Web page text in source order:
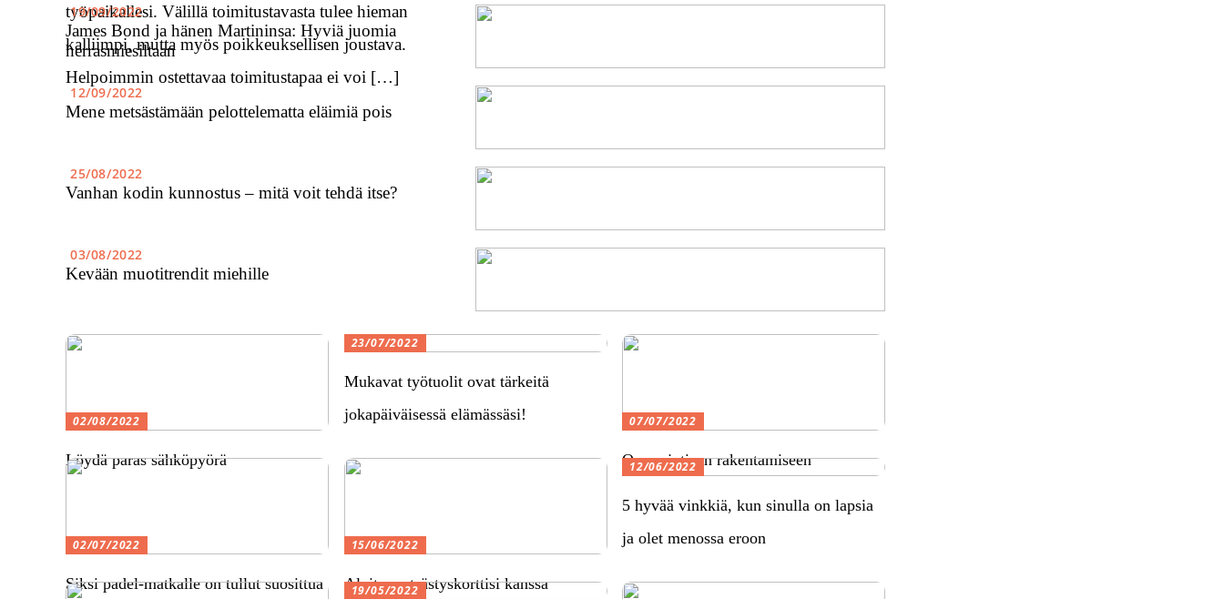
työpaikallesi. Välillä toimitustavasta tulee hieman
kalliimpi, mutta myös poikkeuksellisen joustava.
Helpoimmin ostettavaa toimitustapaa ei voi […]
19/09/2022
James Bond ja hänen Martininsa: Hyviä juomia
herrasmiesiltaan
12/09/2022
Mene metsästämään pelottelematta eläimiä pois
25/08/2022
Vanhan kodin kunnostus – mitä voit tehdä itse?
03/08/2022
Kevään muotitrendit miehille
02/08/2022
Löydä paras sähköpyörä
23/07/2022
Mukavat työtuolit ovat tärkeitä
jokapäiväisessä elämässäsi!
07/07/2022
Opas ajotieen rakentamiseen
02/07/2022
Siksi padel-matkalle on tullut suosittua
15/06/2022
Aloita metsästyskorttisi kanssa
12/06/2022
5 hyvää vinkkiä, kun sinulla on lapsia
ja olet menossa eroon
19/05/2022